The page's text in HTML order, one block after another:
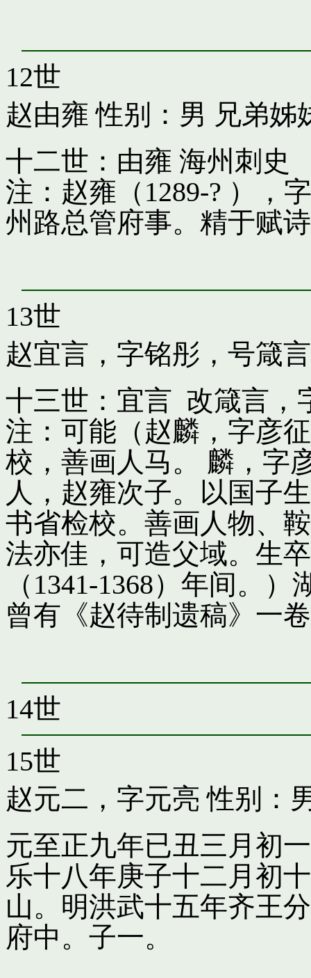
12世
赵由雍 性别：男 兄弟姊
十二世：由雍 海州刺史
注：赵雍（1289-? ），
州路总管府事。精于赋
13世
赵宜言，字铭彤，号箴言
十三世：宜言 改箴言，
注：可能（赵麟，字彦
校，善画人马。 麟，字
人，赵雍次子。以国子
书省检校。善画人物、
法亦佳，可造父域。生
（1341-1368）年间。
曾有《赵待制遗稿》一
14世
15世
赵元二，字元亮 性别：
元至正九年已丑三月初
乐十八年庚子十二月初
山。明洪武十五年齐王
府中。子一。